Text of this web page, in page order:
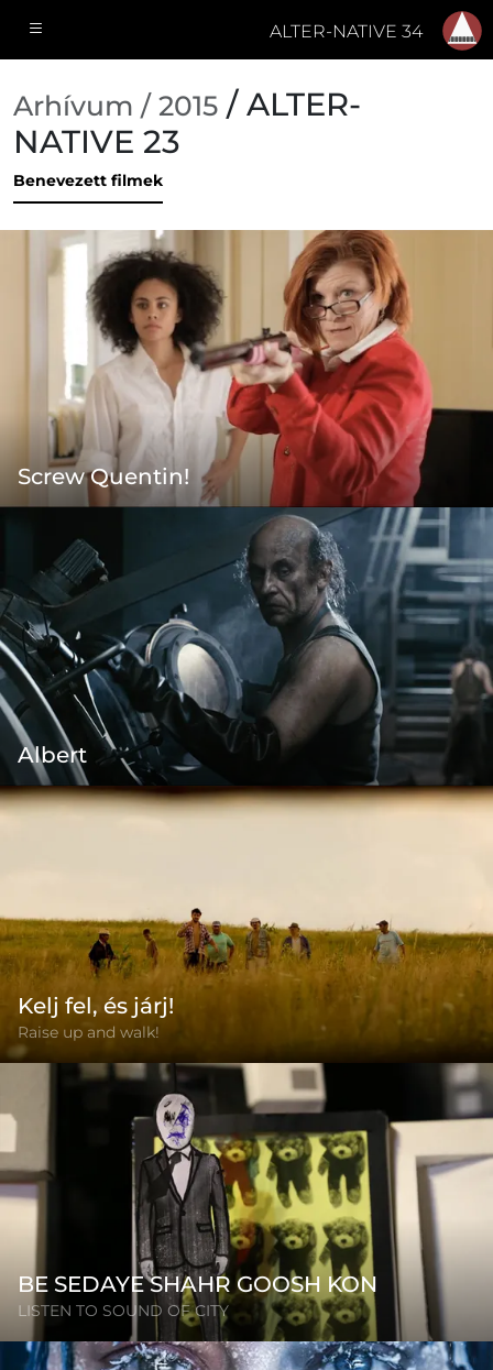
ALTER-NATIVE 34
Arhívum / 2015 / ALTER-
NATIVE 23
Benevezett filmek
Screw Quentin!
Albert
Kelj fel, és járj!
Raise up and walk!
BE SEDAYE SHAHR GOOSH KON
LISTEN TO SOUND OF CITY